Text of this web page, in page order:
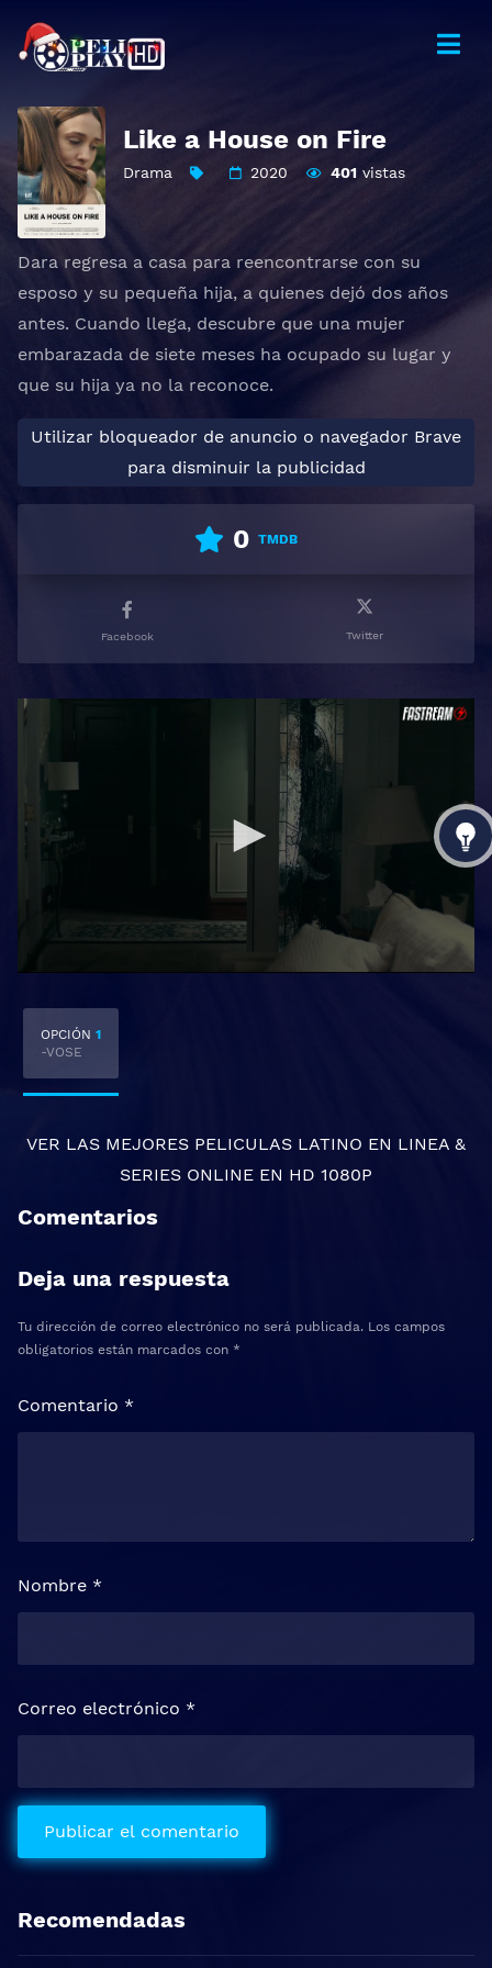
Like a House on Fire
Drama 2020 401vistas
Dara regresa a casa para reencontrarse con su
esposo y su pequeña hija, a quienes dejó dos años
antes. Cuando llega, descubre que una mujer
embarazada de siete meses ha ocupado su lugar y
que su hija ya no la reconoce.
Utilizar bloqueador de anuncio o navegador Brave
para disminuir la publicidad
0 TMDB
Facebook Twitter
OPCIÓN 1
-VOSE
VER LAS MEJORES PELICULAS LATINO EN LINEA &
SERIES ONLINE EN HD 1080P
Comentarios
Deja una respuesta
Tu dirección de correo electrónico no será publicada. Los campos
obligatorios están marcados con *
Comentario *
Nombre *
Correo electrónico *
Recomendadas